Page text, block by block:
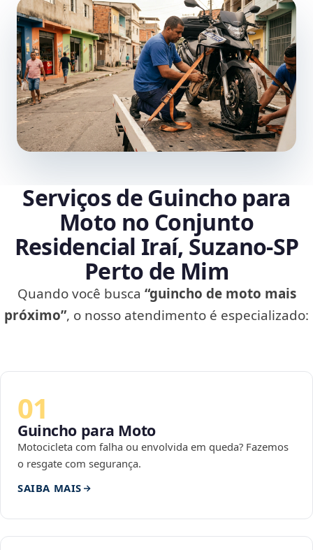
Serviços de Guincho para
Moto no Conjunto
Residencial Iraí, Suzano‑SP
Perto de Mim
Quando você busca “guincho de moto mais
próximo”, o nosso atendimento é especializado:
01
Guincho para Moto
Motocicleta com falha ou envolvida em queda? Fazemos
o resgate com segurança.
SAIBA MAIS